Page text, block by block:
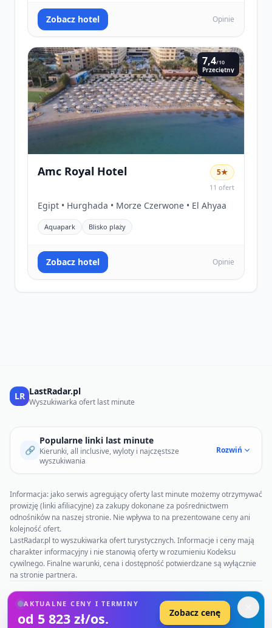
Zobacz hotel Opinie
7,4/10
Przeciętny
Amc Royal Hotel 5★
11 ofert
Egipt • Hurghada • Morze Czerwone • El Ahyaa
Aquapark Blisko plaży
Zobacz hotel Opinie
AKTUALNE CENY I TERMINY
od 5 823 zł/os. Zobacz cenę
LR LastRadar.pl
Wyszukiwarka ofert last minute
🔗
Popularne linki last minute
Kierunki, all inclusive, wyloty i najczęstsze
wyszukiwania
Rozwiń
Informacja: jako serwis agregujący oferty last minute możemy otrzymywać
prowizję (linki afiliacyjne) za zakupy dokonane za pośrednictwem
odnośników na naszej stronie. Nie wpływa to na prezentowane ceny ani
kolejność ofert.
LastRadar.pl to wyszukiwarka ofert turystycznych. Informacje i ceny mają
charakter informacyjny i nie stanowią oferty w rozumieniu Kodeksu
cywilnego. Finalne warunki, cena i dostępność potwierdzane są wyłącznie
na stronie partnera.
© 2026 LastRadar.pl. Wszystkie prawa zastrzeżone. Oferty last minute.
Najnowsze
Wycieczki
Polityka prywatności
Regulamin